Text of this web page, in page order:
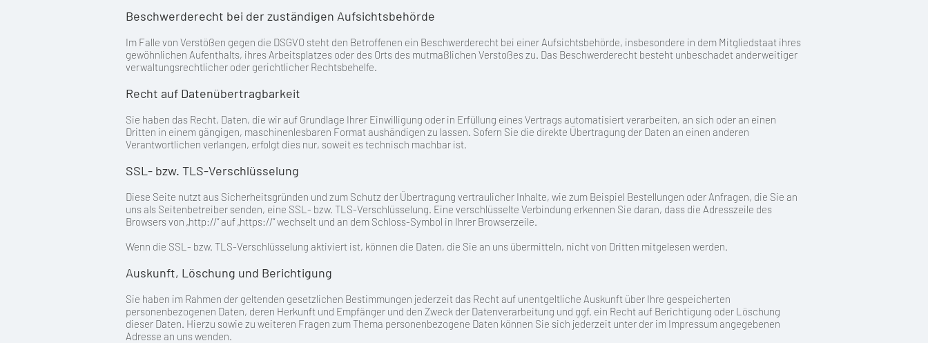
Beschwerderecht bei der zuständigen Aufsichtsbehörde
Im Falle von Verstößen gegen die DSGVO steht den Betroffenen ein Beschwerderecht bei einer Aufsichtsbehörde, insbesondere in dem Mitgliedstaat ihres
gewöhnlichen Aufenthalts, ihres Arbeitsplatzes oder des Orts des mutmaßlichen Verstoßes zu. Das Beschwerderecht besteht unbeschadet anderweitiger
verwaltungsrechtlicher oder gerichtlicher Rechtsbehelfe.
Recht auf Datenübertragbarkeit
Sie haben das Recht, Daten, die wir auf Grundlage Ihrer Einwilligung oder in Erfüllung eines Vertrags automatisiert verarbeiten, an sich oder an einen
Dritten in einem gängigen, maschinenlesbaren Format aushändigen zu lassen. Sofern Sie die direkte Übertragung der Daten an einen anderen
Verantwortlichen verlangen, erfolgt dies nur, soweit es technisch machbar ist.
SSL- bzw. TLS-Verschlüsselung
Diese Seite nutzt aus Sicherheitsgründen und zum Schutz der Übertragung vertraulicher Inhalte, wie zum Beispiel Bestellungen oder Anfragen, die Sie an
uns als Seitenbetreiber senden, eine SSL- bzw. TLS-Verschlüsselung. Eine verschlüsselte Verbindung erkennen Sie daran, dass die Adresszeile des
Browsers von „http://“ auf „https://“ wechselt und an dem Schloss-Symbol in Ihrer Browserzeile.
Wenn die SSL- bzw. TLS-Verschlüsselung aktiviert ist, können die Daten, die Sie an uns übermitteln, nicht von Dritten mitgelesen werden.
Auskunft, Löschung und Berichtigung
Sie haben im Rahmen der geltenden gesetzlichen Bestimmungen jederzeit das Recht auf unentgeltliche Auskunft über Ihre gespeicherten
personenbezogenen Daten, deren Herkunft und Empfänger und den Zweck der Datenverarbeitung und ggf. ein Recht auf Berichtigung oder Löschung
dieser Daten. Hierzu sowie zu weiteren Fragen zum Thema personenbezogene Daten können Sie sich jederzeit unter der im Impressum angegebenen
Adresse an uns wenden.